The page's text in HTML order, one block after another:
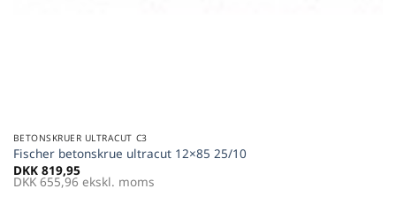
BETONSKRUER ULTRACUT C3
Fischer betonskrue ultracut 12×85 25/10
DKK 819,95
DKK 655,96 ekskl. moms